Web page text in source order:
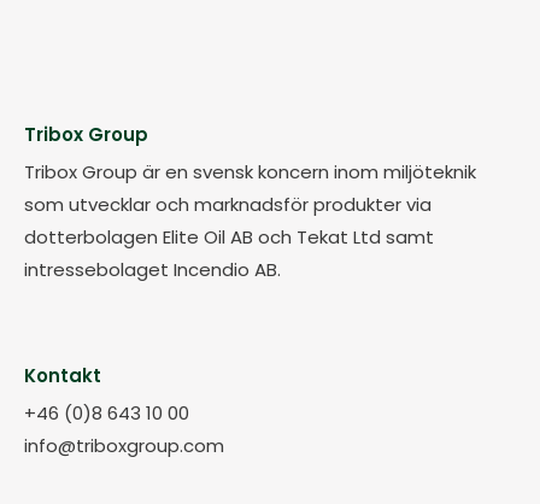
Tribox Group
Tribox Group är en svensk koncern inom miljöteknik
som utvecklar och marknadsför produkter via
dotterbolagen Elite Oil AB och Tekat Ltd samt
intressebolaget Incendio AB.
Kontakt
+46 (0)8 643 10 00
info@triboxgroup.com